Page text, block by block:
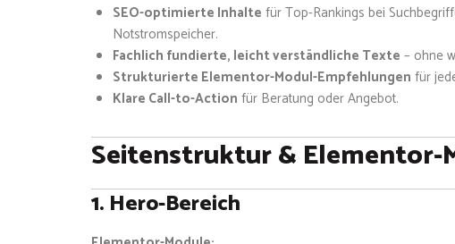
SEO-optimierte Inhalte für Top-Rankings bei
Notstromspeicher.
Fachlich fundierte, leicht verständliche Texte – ohne
Strukturierte Elementor-Modul-Empfehlungen für
Klare Call-to-Action für Beratung oder Angebot.
Seitenstruktur & Elementor-
1. Hero-Bereich